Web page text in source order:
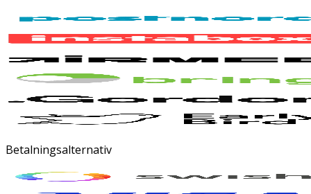
Betalningsalternativ